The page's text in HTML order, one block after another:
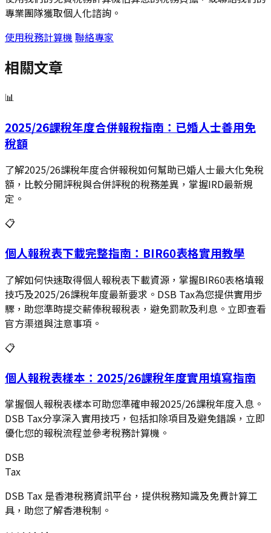
專業團隊獲取個人化諮詢。
使用稅務計算機 聯絡專家
相關文章
📊
2025/26課稅年度合併報稅指南：已婚人士善用免
稅額
了解2025/26課稅年度合併報稅如何幫助已婚人士最大化免稅
額，比較分開評稅與合併評稅的稅務差異，掌握IRD最新規
定。
📋
個人報稅表下載完整指南：BIR60表格實用教學
了解如何快速取得個人報稅表下載資源，掌握BIR60表格填報
技巧及2025/26課稅年度最新要求。DSB Tax為您提供實用步
驟，助您準時提交薪俸稅報稅表，避免罰款及利息。立即查看
官方渠道與注意事項。
📋
個人報稅表樣本：2025/26課稅年度實用填寫指南
掌握個人報稅表樣本可助您準確申報2025/26課稅年度入息。
DSB Tax分享深入實用技巧，包括扣除項目及避免錯誤，立即
優化您的報稅流程並參考稅務計算機。
DSB
Tax
DSB Tax 是香港稅務資訊平台，提供稅務知識及免費計算工
具，助您了解香港稅制。